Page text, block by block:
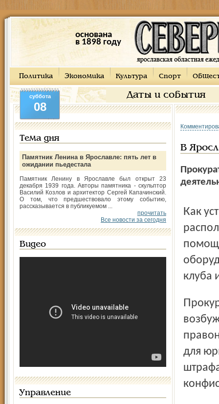
основана
в 1898 году
Политика Экономика Культура Спорт
Даты и события
суббота
08
Тема дня
Памятник Ленина в Ярославле: пять лет в
ожидании пьедестала
Памятник Ленину в Ярославле был открыт 23
декабря 1939 года. Авторы памятника - скульптор
Василий Козлов и архитектор Сергей Капачинский.
О том, что предшествовало этому событию,
рассказывается в публикуемом ...
прочитать
Все новости за сегодня
Видео
Управление
В
Как установили сотрудники прокуратуры, в "Спорт баре",
клуба
Прокуратурой района вынесено постановление о
для